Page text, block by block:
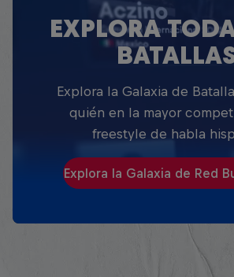
EXPLORA
Explora la Galaxia de
quién en la mayor
freestyle de habla
Explora la Galaxia de Red